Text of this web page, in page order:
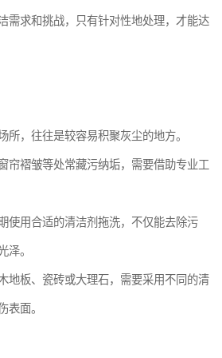
需求和挑战，只有针对性地处理，才能达
所，往往是较容易积聚灰尘的地方。
帘褶皱等处常藏污纳垢，需要借助专业工
使用合适的清洁剂拖洗，不仅能去除污
泽。
地板、瓷砖或大理石，需要采用不同的清
表面。